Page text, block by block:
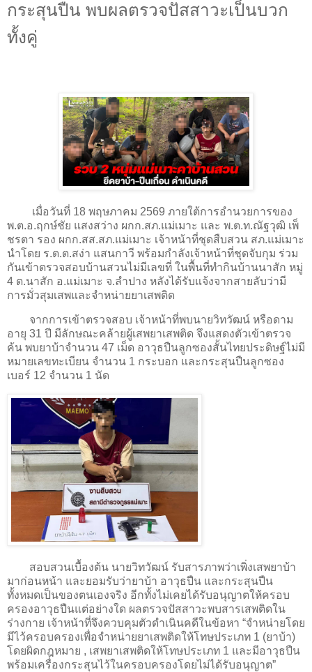
กระสุนปืน พบผลตรวจปัสสาวะเป็นบวก
ทั้งคู่
เมื่อวันที่ 18 พฤษภาคม 2569 ภายใต้การอำนวยการของ
พ.ต.อ.ฤกษ์ชัย แสงสว่าง ผกก.สภ.แม่เมาะ และ พ.ต.ท.ณัฐวุฒิ เพ็
ชรตา รอง ผกก.สส.สภ.แม่เมาะ เจ้าหน้าที่ชุดสืบสวน สภ.แม่เมาะ
นำโดย ร.ต.ต.สง่า แสนกาวี พร้อมกำลังเจ้าหน้าที่ชุดจับกุม ร่วม
กันเข้าตรวจสอบบ้านสวนไม่มีเลขที่ ในพื้นที่ทำกินบ้านนาสัก หมู่
4 ต.นาสัก อ.แม่เมาะ จ.ลำปาง หลังได้รับแจ้งจากสายลับว่ามี
การมั่วสุมเสพและจำหน่ายยาเสพติด
จากการเข้าตรวจสอบ เจ้าหน้าที่พบนายวิทวัฒน์ หรือดาม
อายุ 31 ปี มีลักษณะคล้ายผู้เสพยาเสพติด จึงแสดงตัวเข้าตรวจ
ค้น พบยาบ้าจำนวน 47 เม็ด อาวุธปืนลูกซองสั้นไทยประดิษฐ์ไม่มี
หมายเลขทะเบียน จำนวน 1 กระบอก และกระสุนปืนลูกซอง
เบอร์ 12 จำนวน 1 นัด
สอบสวนเบื้องต้น นายวิทวัฒน์ รับสารภาพว่าเพิ่งเสพยาบ้า
มาก่อนหน้า และยอมรับว่ายาบ้า อาวุธปืน และกระสุนปืน
ทั้งหมดเป็นของตนเองจริง อีกทั้งไม่เคยได้รับอนุญาตให้ครอบ
ครองอาวุธปืนแต่อย่างใด ผลตรวจปัสสาวะพบสารเสพติดใน
ร่างกาย เจ้าหน้าที่จึงควบคุมตัวดำเนินคดีในข้อหา “จำหน่ายโดย
มีไว้ครอบครองเพื่อจำหน่ายยาเสพติดให้โทษประเภท 1 (ยาบ้า)
โดยผิดกฎหมาย , เสพยาเสพติดให้โทษประเภท 1 และมีอาวุธปืน
พร้อมเครื่องกระสุนไว้ในครอบครองโดยไม่ได้รับอนุญาต”